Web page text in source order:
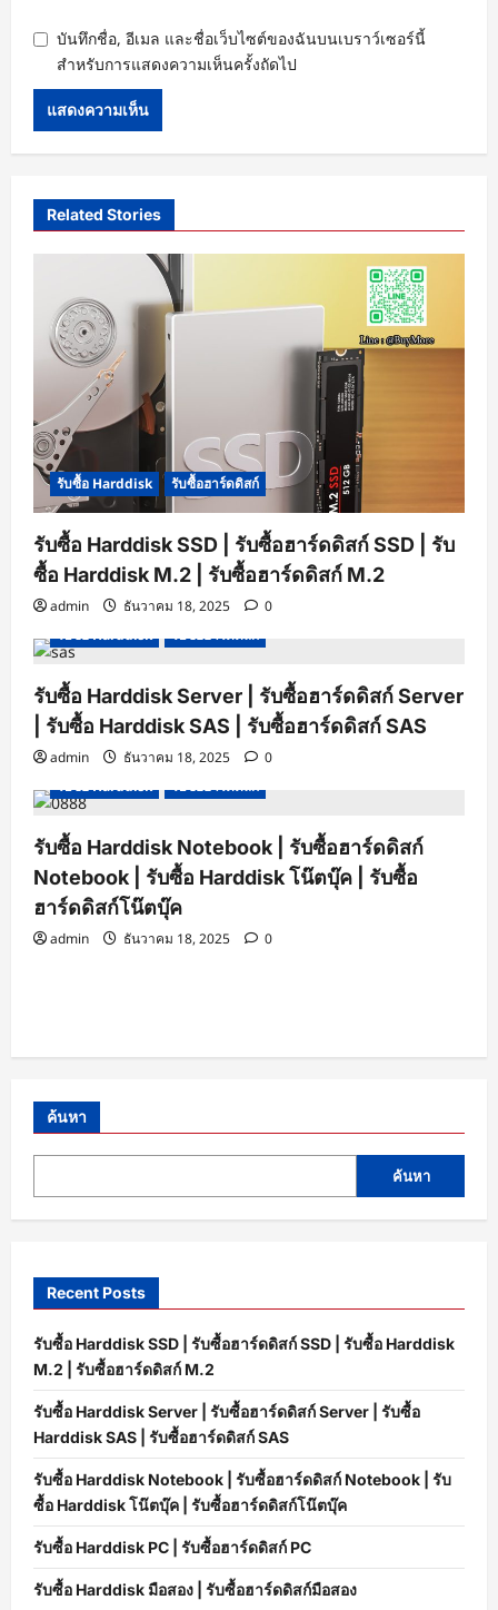
บันทึกชื่อ, อีเมล และชื่อเว็บไซต์ของฉันบนเบราว์เซอร์นี้
สำหรับการแสดงความเห็นครั้งถัดไป
Related Stories
รับซื้อ Harddisk รับซื้อฮาร์ดดิสก์
รับซื้อ Harddisk SSD | รับซื้อฮาร์ดดิสก์ SSD | รับ
ซื้อ Harddisk M.2 | รับซื้อฮาร์ดดิสก์ M.2
admin ธันวาคม 18, 2025
0
รับซื้อ Harddisk
รับซื้อฮาร์ดดิสก์
รับซื้อ Harddisk Server | รับซื้อฮาร์ดดิสก์ Server
| รับซื้อ Harddisk SAS | รับซื้อฮาร์ดดิสก์ SAS
admin ธันวาคม 18, 2025
0
รับซื้อ Harddisk
รับซื้อฮาร์ดดิสก์
รับซื้อ Harddisk Notebook | รับซื้อฮาร์ดดิสก์
Notebook | รับซื้อ Harddisk โน๊ตบุ๊ค | รับซื้อ
ฮาร์ดดิสก์โน๊ตบุ๊ค
admin ธันวาคม 18, 2025 0
ค้นหา
ค้นหา
Recent Posts
รับซื้อ Harddisk SSD | รับซื้อฮาร์ดดิสก์ SSD | รับซื้อ Harddisk
M.2 | รับซื้อฮาร์ดดิสก์ M.2
รับซื้อ Harddisk Server | รับซื้อฮาร์ดดิสก์ Server | รับซื้อ
Harddisk SAS | รับซื้อฮาร์ดดิสก์ SAS
รับซื้อ Harddisk Notebook | รับซื้อฮาร์ดดิสก์ Notebook | รับ
ซื้อ Harddisk โน๊ตบุ๊ค | รับซื้อฮาร์ดดิสก์โน๊ตบุ๊ค
รับซื้อ Harddisk PC | รับซื้อฮาร์ดดิสก์ PC
รับซื้อ Harddisk มือสอง | รับซื้อฮาร์ดดิสก์มือสอง